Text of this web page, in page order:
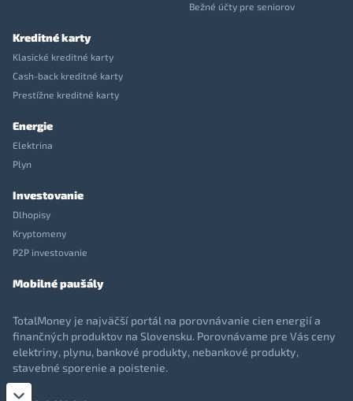
Bežné účty pre seniorov
Kreditné karty
Klasické kreditné karty
Cash-back kreditné karty
Prestížne kreditné karty
Energie
Elektrina
Plyn
Investovanie
Dlhopisy
Kryptomeny
P2P investovanie
Mobilné paušály
TotalMoney je najväčší portál na porovnávanie cien energií a
finančných produktov na Slovensku. Porovnávame pre Vás ceny
elektriny, plynu, bankové produkty, nebankové produkty,
stavebné sporenie a poistenie.